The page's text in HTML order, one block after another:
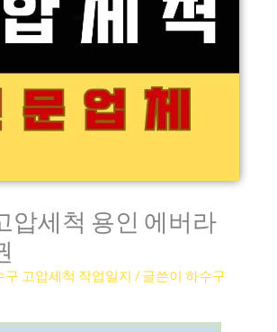
압세척 용인 에버라
구 고압세척 작업일지 / 글쓴이하수구